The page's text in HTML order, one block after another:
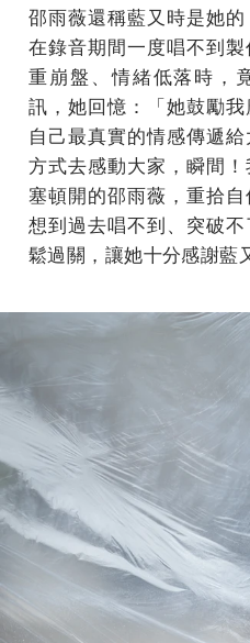
邵雨薇還稱藍又時是她
在錄音期間一度唱不到
重崩盤、情緒低落時，
訊，她回憶：「她鼓勵
自己最真實的情感傳遞
方式去感動大家，瞬間
塞頓開的邵雨薇，重拾
想到過去唱不到、突破
鬆過關，讓她十分感謝藍